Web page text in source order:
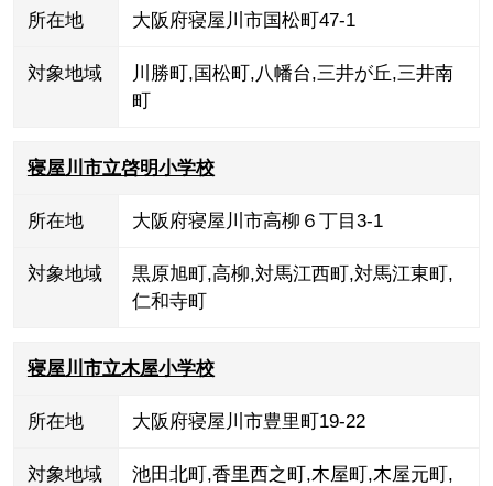
所在地 大阪府寝屋川市国松町47-1
対象地域 川勝町,国松町,八幡台,三井が丘,三井南
町
寝屋川市立啓明小学校
所在地 大阪府寝屋川市高柳６丁目3-1
対象地域 黒原旭町,高柳,対馬江西町,対馬江東町,
仁和寺町
寝屋川市立木屋小学校
所在地 大阪府寝屋川市豊里町19-22
対象地域 池田北町,香里西之町,木屋町,木屋元町,